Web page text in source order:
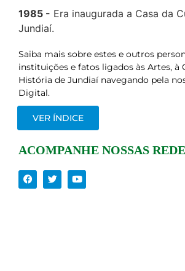
1985
Era inaugurada a Casa da
Jundiaí.
Saiba mais sobre estes e outros
instituições e fatos ligados às Artes, à
História de Jundiaí navegando pela
Digital.
VER ÍNDICE
ACOMPANHE NOSSAS